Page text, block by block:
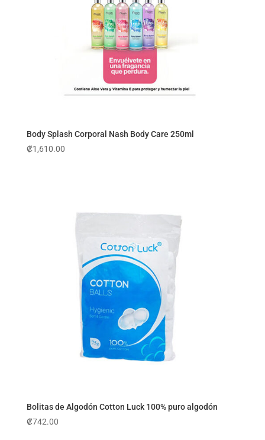
Body Splash Corporal Nash Body Care 250ml
₡1,610.00
Bolitas de Algodón Cotton Luck 100% puro algodón
₡742.00